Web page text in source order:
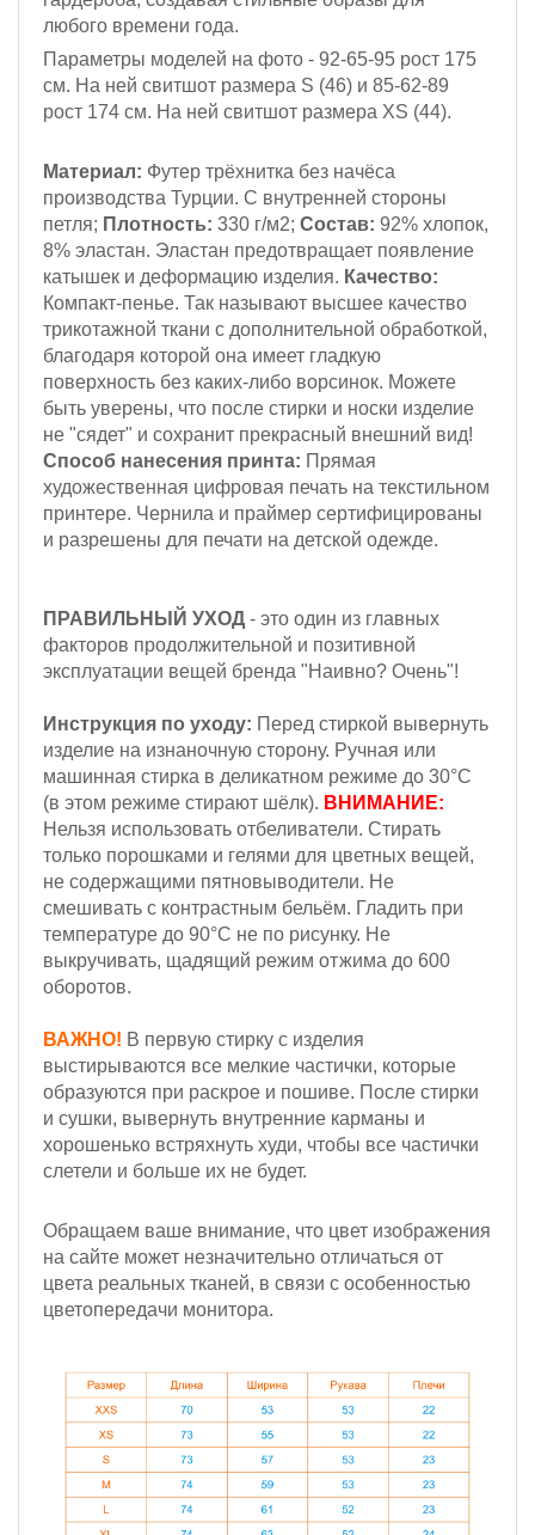
любого времени года.
Параметры моделей на фото - 92-65-95 рост 175
см. На ней свитшот размера S (46) и 85-62-89
рост 174 см. На ней свитшот размера XS (44).
Материал: Футер трёхнитка без начёса
производства Турции. С внутренней стороны
петля; Плотность: 330 г/м2; Состав: 92% хлопок,
8% эластан. Эластан предотвращает появление
катышек и деформацию изделия. Качество:
Компакт-пенье. Так называют высшее качество
трикотажной ткани с дополнительной обработкой,
благодаря которой она имеет гладкую
поверхность без каких-либо ворсинок. Можете
быть уверены, что после стирки и носки изделие
не "сядет" и сохранит прекрасный внешний вид!
Способ нанесения принта: Прямая
художественная цифровая печать на текстильном
принтере. Чернила и праймер сертифицированы
и разрешены для печати на детской одежде.
ПРАВИЛЬНЫЙ УХОД - это один из главных
факторов продолжительной и позитивной
эксплуатации вещей бренда "Наивно? Очень"!
Инструкция по уходу: Перед стиркой вывернуть
изделие на изнаночную сторону. Ручная или
машинная стирка в деликатном режиме до 30°С
(в этом режиме стирают шёлк). ВНИМАНИЕ:
Нельзя использовать отбеливатели. Стирать
только порошками и гелями для цветных вещей,
не содержащими пятновыводители. Не
смешивать с контрастным бельём. Гладить при
температуре до 90°С не по рисунку. Не
выкручивать, щадящий режим отжима до 600
оборотов.
ВАЖНО! В первую стирку с изделия
выстирываются все мелкие частички, которые
образуются при раскрое и пошиве. После стирки
и сушки, вывернуть внутренние карманы и
хорошенько встряхнуть худи, чтобы все частички
слетели и больше их не будет.
Обращаем ваше внимание, что цвет изображения
на сайте может незначительно отличаться от
цвета реальных тканей, в связи с особенностью
цветопередачи монитора.